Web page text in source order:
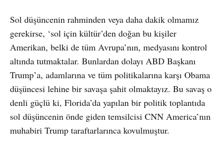
Sol düşüncenin rahminden veya daha dakik olmamız
gerekirse, ‘sol için kültür’den doğan bu kişiler
Amerikan, belki de tüm Avrupa’nın, medyasını kontrol
altında tutmaktalar. Bunlardan dolayı ABD Başkanı
Trump’a, adamlarına ve tüm politikalarına karşı Obama
düşüncesi lehine bir savaşa şahit olmaktayız. Bu savaş o
denli güçlü ki, Florida’da yapılan bir politik toplantıda
sol düşüncenin önde giden temsilcisi CNN America’nın
muhabiri Trump taraftarlarınca kovulmuştur.